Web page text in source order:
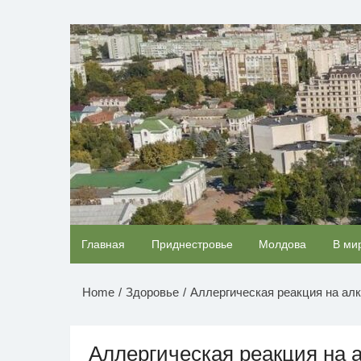
содержимомуНОВОСТИ
Главная Приднестровье Молдова В
Home Здоровье Аллергическая реакция на
Аллергическая реакция на
Скрытая камера на пляже Крыма: Что люди
вытворяют, когда их не видят...